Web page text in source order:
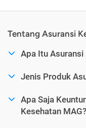
Tentang Asuransi
Apa Itu Asuransi
Jenis Produk
Apa Saja
Kesehatan MAG?